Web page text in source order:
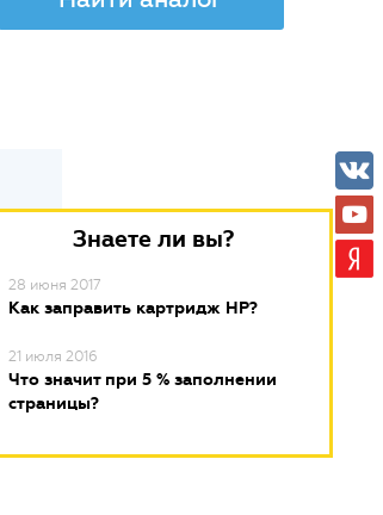
Знаете ли вы?
28 июня 2017
Как заправить картридж HP?
21 июля 2016
Что значит при 5 % заполнении
страницы?